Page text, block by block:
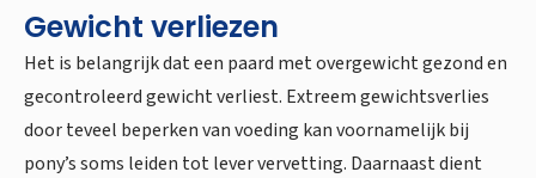
Gewicht verliezen
Het is belangrijk dat een paard met overgewicht gezond en
gecontroleerd gewicht verliest. Extreem gewichtsverlies
door teveel beperken van voeding kan voornamelijk bij
pony’s soms leiden tot lever vervetting. Daarnaast dient